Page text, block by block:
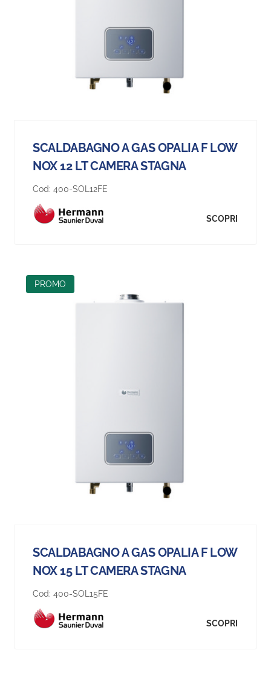
SCALDABAGNO A GAS OPALIA F LOW
NOX 12 LT CAMERA STAGNA
Cod: 400-SOL12FE
SCOPRI
PROMO
SCALDABAGNO A GAS OPALIA F LOW
NOX 15 LT CAMERA STAGNA
Cod: 400-SOL15FE
SCOPRI